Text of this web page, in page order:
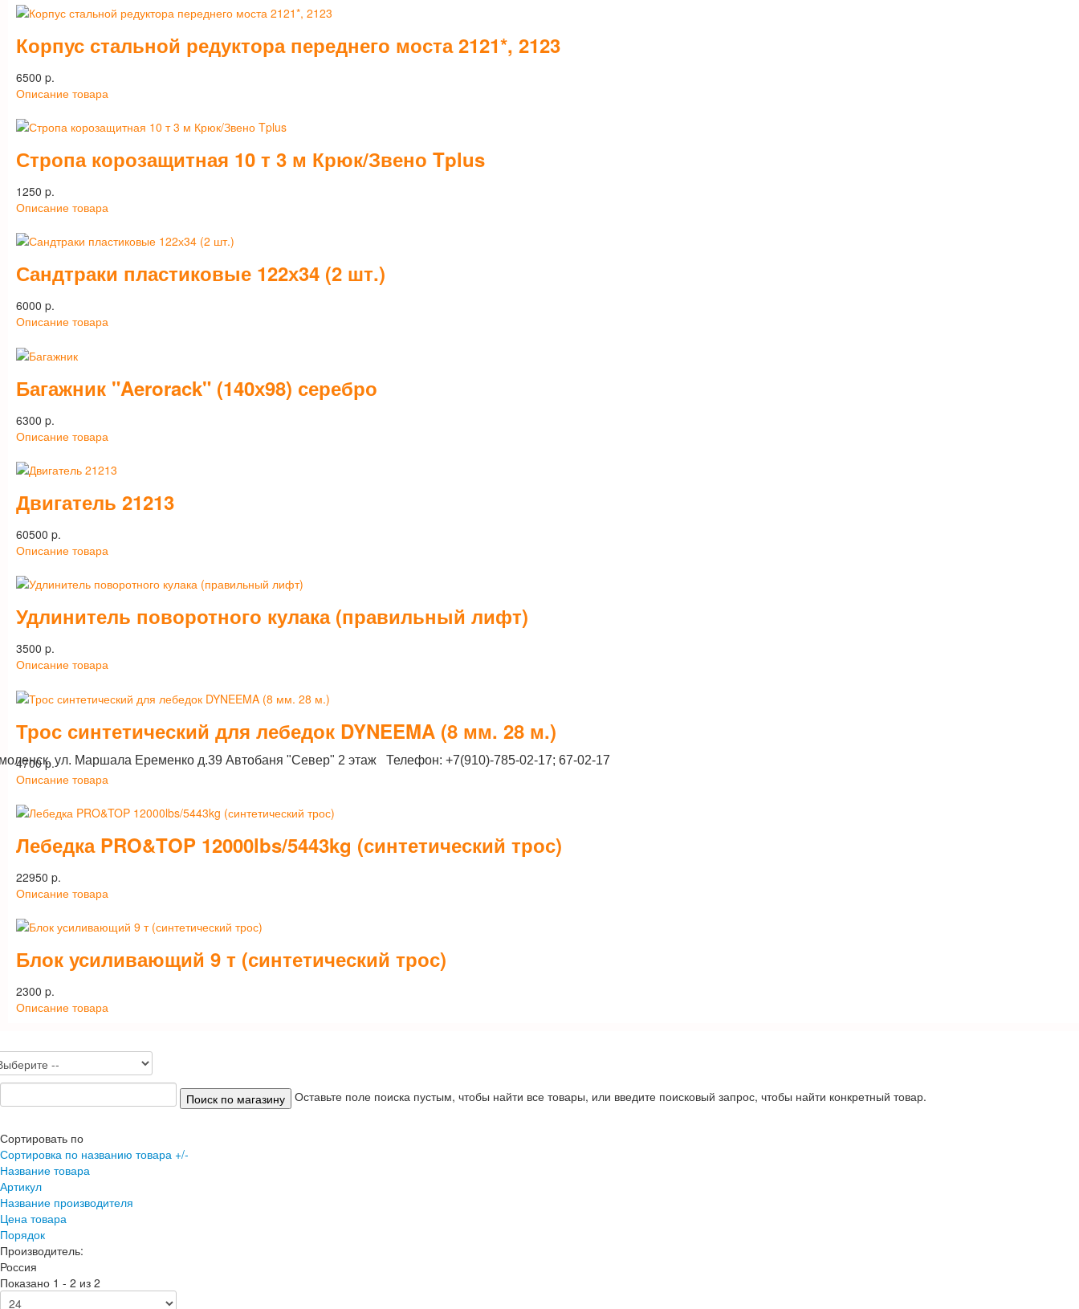
ул. Маршала Еременко д.39 Автобаня "Север" 2 этаж Телефон: +7(910)-785-02-17; 67-02-17
Корпус стальной редуктора переднего моста 2121*, 2123
6500 p.
Описание товара
Стропа корозащитная 10 т 3 м Крюк/Звено Tplus
1250 p.
Описание товара
Сандтраки пластиковые 122х34 (2 шт.)
6000 p.
Описание товара
Багажник "Aerorack" (140х98) серебро
6300 p.
Описание товара
Двигатель 21213
60500 p.
Описание товара
Удлинитель поворотного кулака (правильный лифт)
3500 p.
Описание товара
Трос синтетический для лебедок DYNEEMA (8 мм. 28 м.)
4700 p.
Описание товара
Лебедка PRO&TOP 12000lbs/5443kg (синтетический трос)
22950 p.
Описание товара
Блок усиливающий 9 т (синтетический трос)
2300 p.
Описание товара
Оставьте поле поиска пустым, чтобы найти все товары, или введите поисковый запрос, чтобы найти конкретный товар.
Сортировать по
Сортировка по названию товара +/-
Название товара
Артикул
Название производителя
Цена товара
Порядок
Производитель:
Россия
Показано 1 - 2 из 2